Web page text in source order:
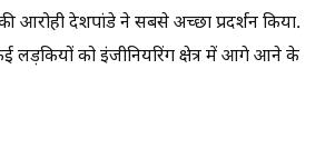
आरोही देशपांडे ने सबसे अच्छा प्रदर्शन किया.
लड़कियों को इंजीनियरिंग क्षेत्र में आगे आने के